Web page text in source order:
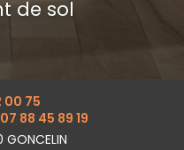
de sol
00 75
07 88 45 89 19